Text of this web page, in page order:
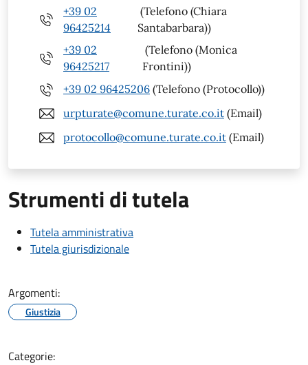
+39 02
96425214
(Telefono (Chiara
Santabarbara))
+39 02
96425217
(Telefono (Monica
Frontini))
+39 02 96425206 (Telefono (Protocollo))
urpturate@comune.turate.co.it (Email)
protocollo@comune.turate.co.it (Email)
Strumenti di tutela
Tutela amministrativa
Tutela giurisdizionale
Argomenti:
Giustizia
Categorie: